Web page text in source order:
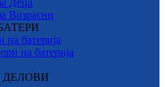
Деца
Возрасни
на батерија
на батерија
ДЕЛОВИ